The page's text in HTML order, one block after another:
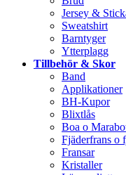
Jersey &
Sweatshirt
Barntyger
Ytterplagg
Tillbehör & Skor
Band
Applikationer
BH-Kupor
Blixtlås
Boa o
Fjäderfrans o
Fransar
Kristaller